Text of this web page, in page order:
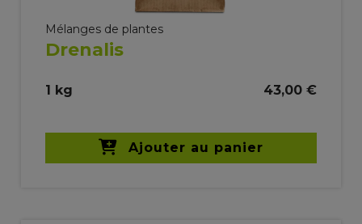
Mélanges de plantes
Drenalis
1 kg 43,00 €
Ajouter au panier